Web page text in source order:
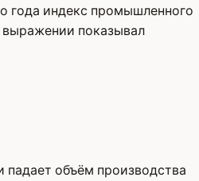
года индекс промышленного
показывал
падает объём производства